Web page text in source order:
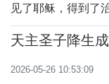
见了耶稣，得到了
段，藏着对我们每
奇迹，可是他们心
天主圣子降生
2026-05-26 10:53:09